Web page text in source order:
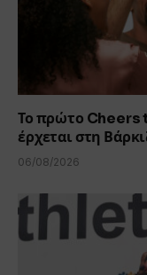
Το πρώτο Cheers
έρχεται στη
06/08/2026